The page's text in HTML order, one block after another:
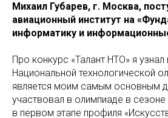
Михаил Губарев, г. Москва,
авиационный институт на
информатику и
Про конкурс «Талант НТО» я
Национальной технологической
является моим самым основным
участвовал в олимпиаде в
в первом этапе профиля